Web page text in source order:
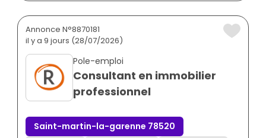
Annonce N°8870181
il y a 9 jours (28/07/2026)
Pole-emploi
Consultant en immobilier
professionnel
Saint-martin-la-garenne 78520